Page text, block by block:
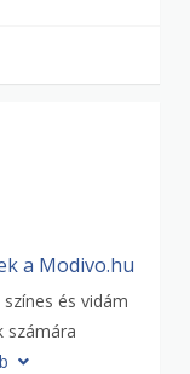
a Modivo.hu
és vidám
számára